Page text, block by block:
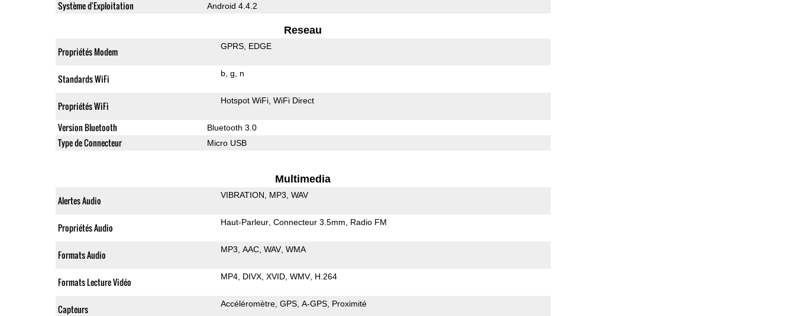
Système d'Exploitation Android 4.4.2
Reseau
Propriétés Modem GPRS EDGE
Standards WiFi b g n
Propriétés WiFi Hotspot WiFi WiFi Direct
Version Bluetooth Bluetooth 3.0
Type de Connecteur Micro USB
Multimedia
Alertes Audio VIBRATION MP3 WAV
Propriétés Audio Haut-Parleur Connecteur 3.5mm Radio FM
Formats Audio MP3 AAC WAV WMA
Formats Lecture Vidéo MP4 DIVX XVID WMV H.264
Capteurs Accéléromètre GPS A-GPS Proximité